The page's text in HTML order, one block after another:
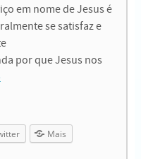
em nome de Jesus é
se satisfaz e
por que Jesus nos
Mais